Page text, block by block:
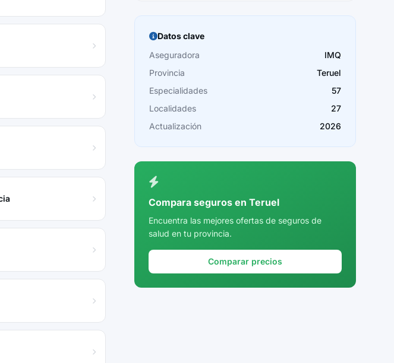
Burgos
Cáceres
Cádiz
Cantabria
Castellón
Córdoba
Cuenca
Girona
Datos clave
Aseguradora
IMQ
Provincia
Teruel
Especialidades
57
Localidades
27
Actualización
2026
Compara seguros en Teruel
Encuentra las mejores ofertas de seguros de
salud en tu provincia.
Comparar precios